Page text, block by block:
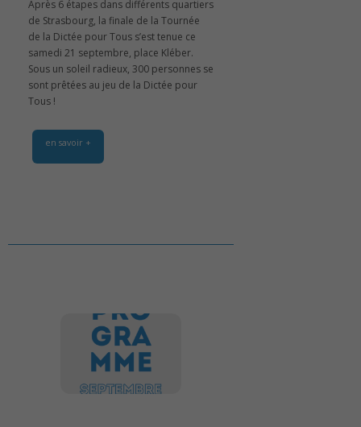
Après 6 étapes dans différents quartiers
de Strasbourg, la finale de la Tournée
de la Dictée pour Tous s’est tenue ce
samedi 21 septembre, place Kléber.
Sous un soleil radieux, 300 personnes se
sont prêtées au jeu de la Dictée pour
Tous !
en savoir +